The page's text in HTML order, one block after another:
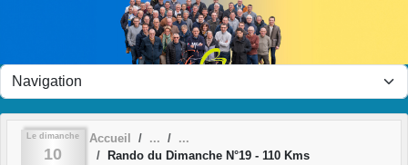
Le dimanche
10
Accueil
Rando du Dimanche N°19 - 110 Kms